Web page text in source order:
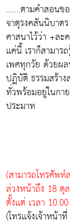
.......ตามคำสอนข
จาตุรงคสันนิบาต
ศาสนาไว้ว่า +ละ
เเค่นี้ เราก็สามา
เพศทุกวัย ด้วยผล
ปฏิบัติ ธรรมสร้าง
ทั่วพร้อมอยู่ในกา
ประมาท
(สามารถโทรศัพ
ล่วงหน้าถึง 18 ตุ
ตั้งเเต่ เวลา
(โทรเเจ้งเจ้าหน้